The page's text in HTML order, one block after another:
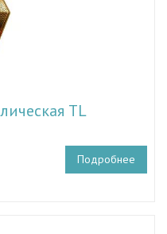
TL
Подробнее